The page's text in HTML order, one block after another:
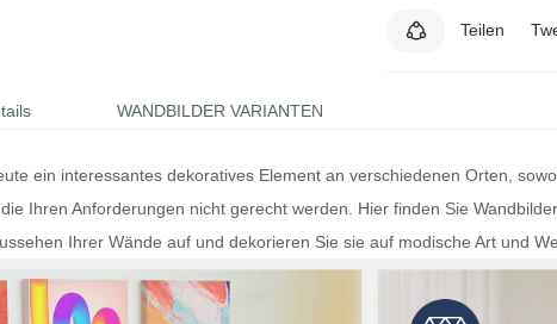
Teilen
WANDBILDER VARIANTEN
ein interessantes dekoratives Element an verschiedenen Orten,
Ihren Anforderungen nicht gerecht werden. Hier finden Sie Wandbilder
Ihrer Wände auf und dekorieren Sie sie auf modische Art und